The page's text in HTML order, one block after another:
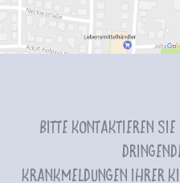
Bitte kontaktieren
Krankmeldungen Ihrer